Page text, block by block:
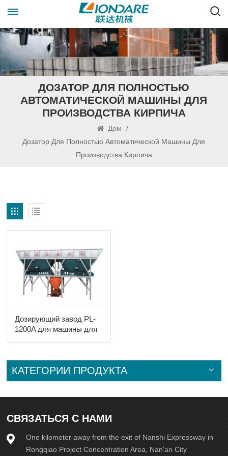
ДОЗАТОР ДЛЯ ПОЛНОСТЬЮ
АВТОМАТИЧЕСКОЙ МАШИНЫ ДЛЯ
ПРОИЗВОДСТВА КИРПИЧА
Дом
/
Дозатор Для Полностью Автоматической Машины Для
Производства Кирпича
Дозирующий завод PL-
1200A для машины для
КАТЕГОРИИ ПРОДУКТА
СВЯЗАТЬСЯ С НАМИ
One kilometer away from the exit of Nanshi Expressway in
Rongqiao Project Concentration Area, Nan'an City